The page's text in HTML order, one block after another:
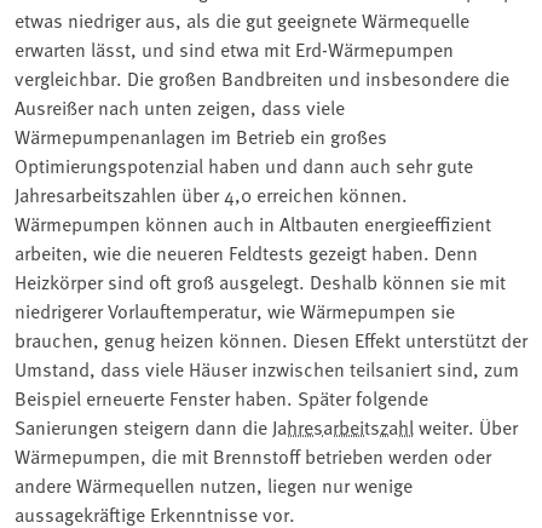
etwas niedriger aus, als die gut geeignete Wärmequelle
erwarten lässt, und sind etwa mit Erd-Wärmepumpen
vergleichbar. Die großen Bandbreiten und insbesondere die
Ausreißer nach unten zeigen, dass viele
Wärmepumpenanlagen im Betrieb ein großes
Optimierungspotenzial haben und dann auch sehr gute
Jahresarbeitszahlen über 4,0 erreichen können.
Wärmepumpen können auch in Altbauten energieeffizient
arbeiten, wie die neueren Feldtests gezeigt haben. Denn
Heizkörper sind oft groß ausgelegt. Deshalb können sie mit
niedrigerer Vorlauftemperatur, wie Wärmepumpen sie
brauchen, genug heizen können. Diesen Effekt unterstützt der
Umstand, dass viele Häuser inzwischen teilsaniert sind, zum
Beispiel erneuerte Fenster haben. Später folgende
Sanierungen steigern dann die Jahresarbeitszahl weiter. Über
Wärmepumpen, die mit Brennstoff betrieben werden oder
andere Wärmequellen nutzen, liegen nur wenige
aussagekräftige Erkenntnisse vor.